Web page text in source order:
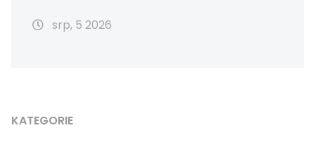
srp, 5 2026
KATEGORIE